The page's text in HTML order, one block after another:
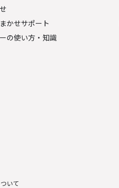
かせサポート
の使い方・知識
いて